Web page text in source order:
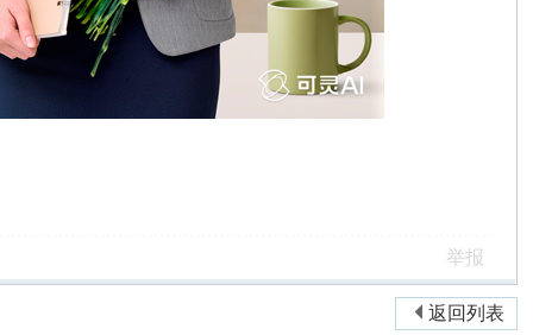
举报
返回列表